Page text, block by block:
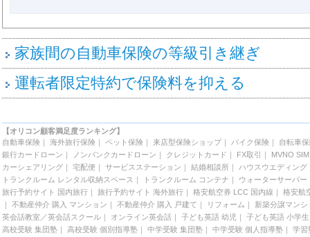
家族間の自動車保険の等級引き継ぎ
運転者限定特約で保険料を抑える
【オリコン顧客満足度ランキング】
自動車保険｜ 海外旅行保険｜ ペット保険｜ 来店型保険ショップ｜ バイク保険｜
自転車
銀行カードローン ｜ ノンバンクカードローン ｜ クレジットカード ｜ FX取引 ｜ MVNO SIM
カーシェアリング｜ 宅配便 ｜ サービスステーション ｜ 結婚相談所｜ ハウスウエディング
トランクルーム レンタル収納スペース ｜ トランクルーム コンテナ ｜ ウォーターサーバー
旅行予約サイト 国内旅行｜ 旅行予約サイト 海外旅行｜ 格安航空券 LCC 国内線 ｜ 格安航
｜ 不動産仲介 購入 マンション ｜ 不動産仲介 購入 戸建て ｜ リフォーム ｜
新築分譲マンシ
英会話教室／英会話スクール｜ オンライン英会話 ｜ 子ども英語 幼児 ｜ 子ども英語 小学生
高校受験 集団塾｜ 高校受験 個別指導塾｜ 中学受験 集団塾｜ 中学受験 個人指導塾｜ 学習